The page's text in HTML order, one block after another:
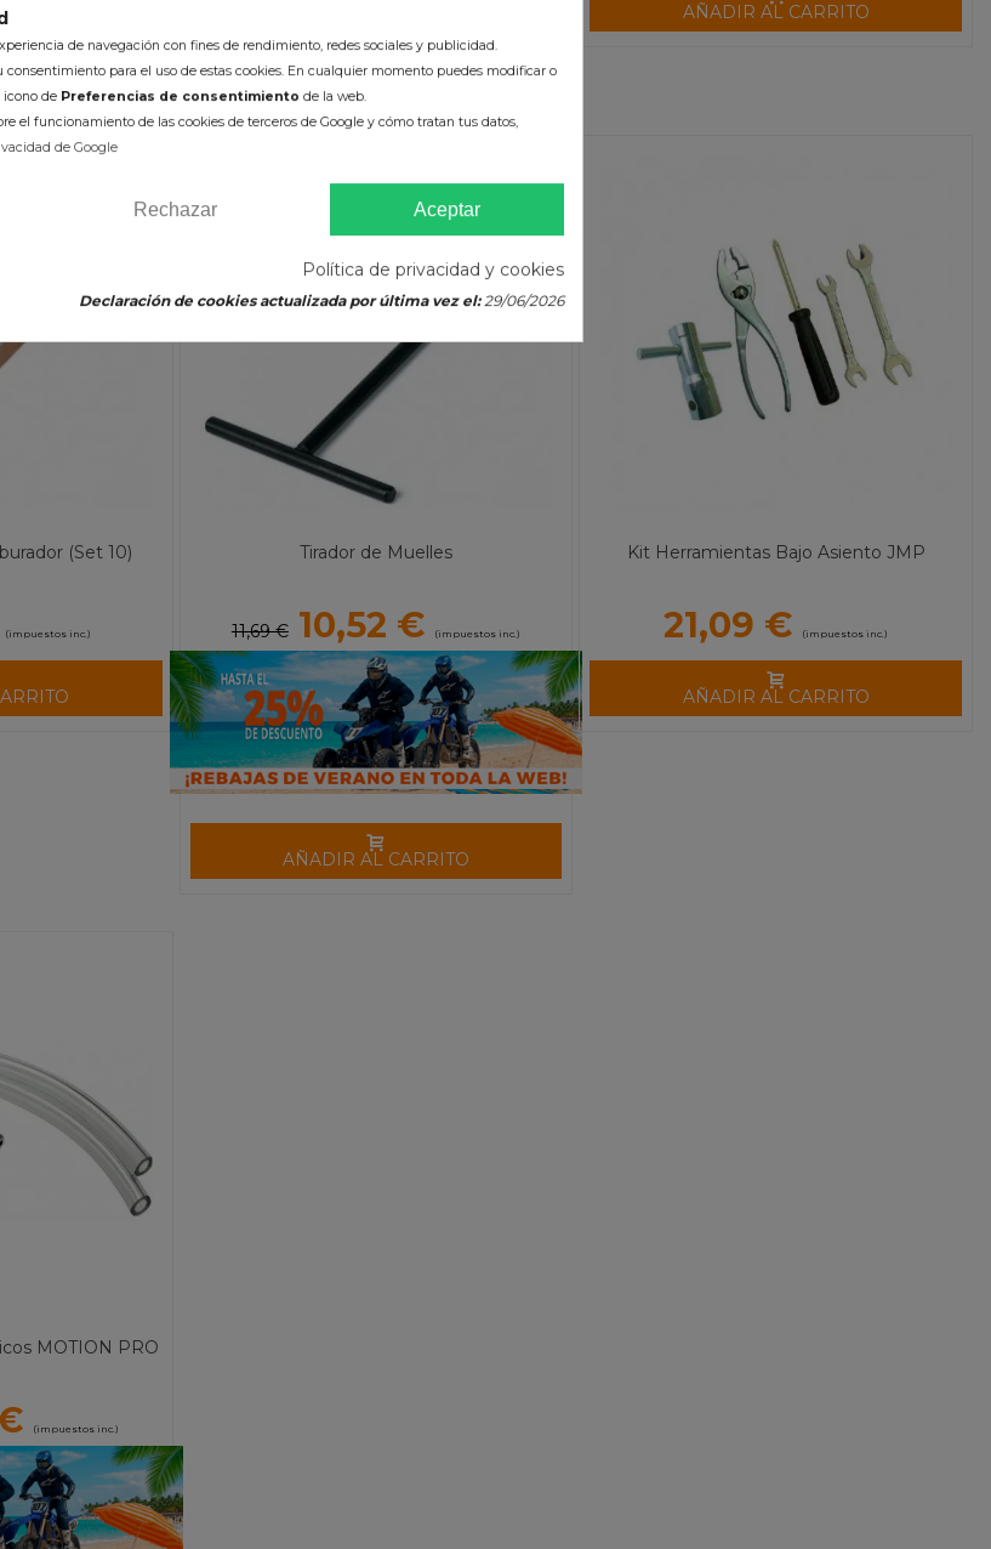
AÑADIR AL CARRITO
(Set 10)
(impuestos inc.)
Tirador de Muelles
11,69 € 10,52 € (impuestos inc.)
AÑADIR AL CARRITO
Kit Herramientas Bajo Asiento JMP
21,09 € (impuestos inc.)
AÑADIR AL CARRITO
MOTION PRO
(impuestos inc.)
de navegación con fines de rendimiento, redes sociales y publicidad.
consentimiento para el uso de estas cookies. En cualquier momento puedes modificar o
de Preferencias de consentimiento de la web.
el funcionamiento de las cookies de terceros de Google y cómo tratan tus datos,
de Google
Rechazar Aceptar
Política de privacidad y cookies
Declaración de cookies actualizada por última vez el:29/06/2026